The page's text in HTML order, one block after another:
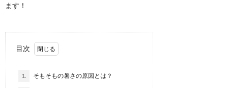
ます！
目次
1. そもそもの暑さの原因とは？